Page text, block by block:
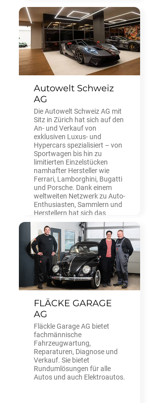
erworben.
Autowelt Schweiz
AG
Die Autowelt Schweiz AG mit
Sitz in Zürich hat sich auf den
An- und Verkauf von
exklusiven Luxus- und
Hypercars spezialisiert – von
Sportwagen bis hin zu
limitierten Einzelstücken
namhafter Hersteller wie
Ferrari, Lamborghini, Bugatti
und Porsche. Dank einem
weltweiten Netzwerk zu Auto-
Enthusiasten, Sammlern und
Herstellern hat sich das
Unternehmen als einer der
führenden Hypercar-Händler
der Schweiz einen Namen
gemacht.
FLÄCKE GARAGE
AG
Fläckle Garage AG bietet
fachmännische
Fahrzeugwartung,
Reparaturen, Diagnose und
Verkauf. Sie bietet
Rundumlösungen für alle
Autos und auch Elektroautos.